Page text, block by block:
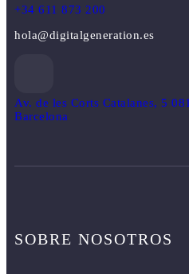
+34 611 873 200
hola@digitalgeneration.es
Av. de les Corts Catalanes, 5
Barcelona
SOBRE NOSOTROS